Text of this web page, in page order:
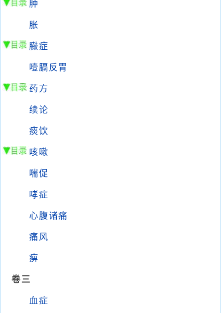
肿
胀
臌症
噎膈反胃
药方
续论
痰饮
咳嗽
喘促
哮症
心腹诸痛
痛风
痹
卷三
血症